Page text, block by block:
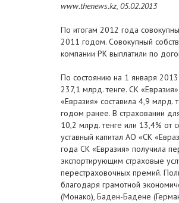
www.thenews.kz, 05.02.2013
По итогам 2012 года
2011 годом. Совокупный
компании РК выплатили по
По состоянию на 1 января
237,1 млрд. тенге. СК
«Евразия» составила 4,9 млрд.
годом ранее. В страховании
10,2 млрд. тенге или 13,4% от
уставный капитал АО «СК
года СК «Евразия» получила
экспортирующим страховые
перестраховочных премий.
благодаря грамотной
(Монако), Баден-Бадене